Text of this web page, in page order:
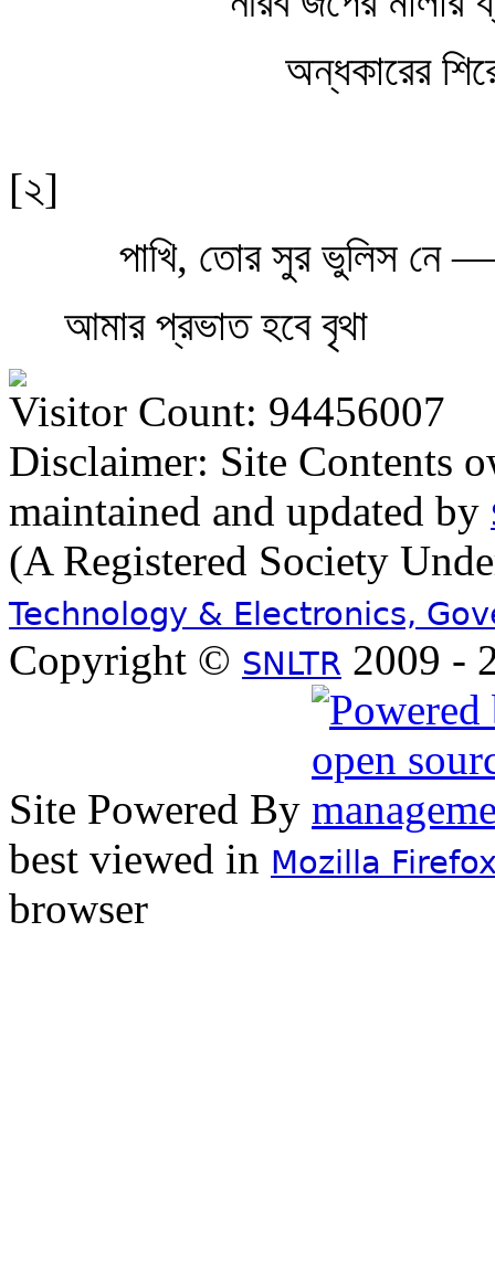
অন্ধকারের শিরে
[২]
পাখি, তোর সুর ভুলিস নে —
আমার প্রভাত হবে বৃথা
Visitor Count: 94456007
Disclaimer: Site Contents
maintained and updated by
(A Registered Society
Technology & Electronics,
Copyright © SNLTR 2009 -
Site Powered By
best viewed in Mozilla
browser